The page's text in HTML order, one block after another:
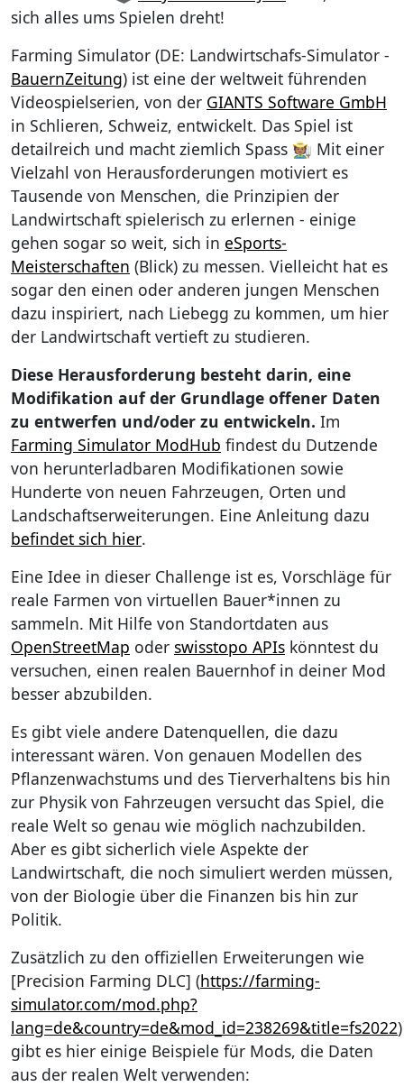
sich alles ums Spielen dreht!
Farming Simulator (DE: Landwirtschafs-Simulator -
BauernZeitung) ist eine der weltweit führenden
Videospielserien, von der GIANTS Software GmbH
in Schlieren, Schweiz, entwickelt. Das Spiel ist
detailreich und macht ziemlich Spass 🧑🏽‍🌾 Mit einer
Vielzahl von Herausforderungen motiviert es
Tausende von Menschen, die Prinzipien der
Landwirtschaft spielerisch zu erlernen - einige
gehen sogar so weit, sich in eSports-
Meisterschaften (Blick) zu messen. Vielleicht hat es
sogar den einen oder anderen jungen Menschen
dazu inspiriert, nach Liebegg zu kommen, um hier
der Landwirtschaft vertieft zu studieren.
Diese Herausforderung besteht darin, eine
Modifikation auf der Grundlage offener Daten
zu entwerfen und/oder zu entwickeln. Im
Farming Simulator ModHub findest du Dutzende
von herunterladbaren Modifikationen sowie
Hunderte von neuen Fahrzeugen, Orten und
Landschaftserweiterungen. Eine Anleitung dazu
befindet sich hier.
Eine Idee in dieser Challenge ist es, Vorschläge für
reale Farmen von virtuellen Bauer*innen zu
sammeln. Mit Hilfe von Standortdaten aus
OpenStreetMap oder swisstopo APIs könntest du
versuchen, einen realen Bauernhof in deiner Mod
besser abzubilden.
Es gibt viele andere Datenquellen, die dazu
interessant wären. Von genauen Modellen des
Pflanzenwachstums und des Tierverhaltens bis hin
zur Physik von Fahrzeugen versucht das Spiel, die
reale Welt so genau wie möglich nachzubilden.
Aber es gibt sicherlich viele Aspekte der
Landwirtschaft, die noch simuliert werden müssen,
von der Biologie über die Finanzen bis hin zur
Politik.
Zusätzlich zu den offiziellen Erweiterungen wie
[Precision Farming DLC] (https://farming-
simulator.com/mod.php?
lang=de&country=de&mod_id=238269&title=fs2022)
gibt es hier einige Beispiele für Mods, die Daten
aus der realen Welt verwenden: